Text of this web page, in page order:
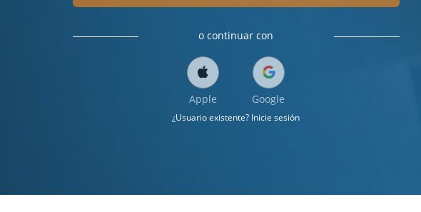
o continuar con
Apple Google
¿Usuario existente? Inicie sesión